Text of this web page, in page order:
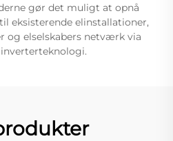
gør det muligt at opnå
eksisterende elinstallationer,
og elselskabers netværk via